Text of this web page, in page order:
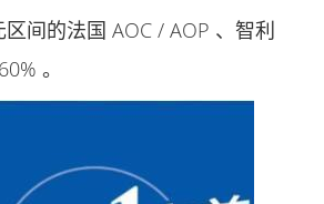
间的法国 AOC / AOP 、智利
。